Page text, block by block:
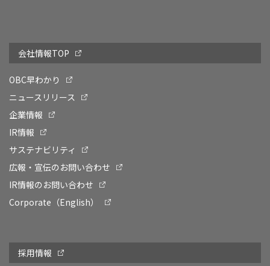
会社情報TOP
OBC早わかり
ニュースリリース
企業情報
IR情報
サステナビリティ
広報・宣伝のお問い合わせ
IR情報のお問い合わせ
Corporate（English）
採用情報